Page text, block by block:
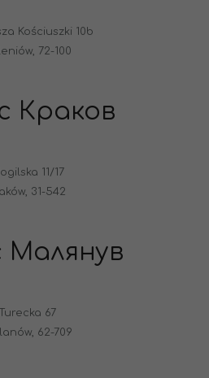
Kościuszki 10b
72-100
Краков
11/17
31-542
Малянув
67
62-709